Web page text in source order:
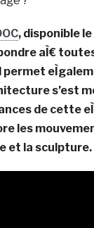
, disponible
aÌ€
permet
s’est
de cette
les
et la sculpture.